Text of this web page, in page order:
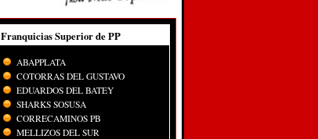
Franquicias Superior de PP
ABAPPLATA
COTORRAS DEL GUSTAVO
EDUARDOS DEL BATEY
SHARKS SOSUSA
CORRECAMINOS PB
MELLIZOS DEL SUR